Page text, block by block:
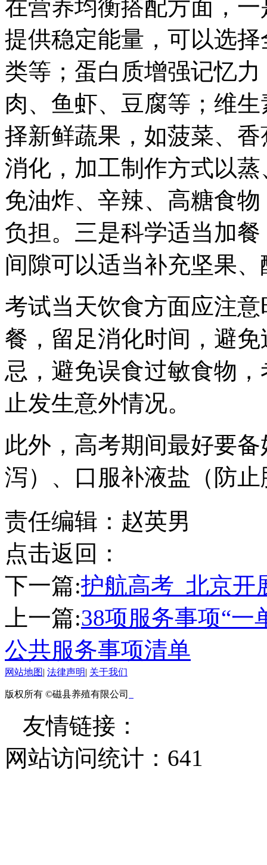
在营养均衡搭配方面，
提供稳定能量，可以选
类等；蛋白质增强记忆
肉、鱼虾、豆腐等；维
择新鲜蔬果，如菠菜、
消化，加工制作方式以
免油炸、辛辣、高糖食
负担。三是科学适当加
间隙可以适当补充坚果
考试当天饮食方面应注
餐，留足消化时间，避
忌，避免误食过敏食物
止发生意外情况。
此外，高考期间最好要
泻）、口服补液盐（防
责任编辑：赵英男
点击返回：
下一篇:护航高考 北京开
上一篇:38项服务事项“一
公共服务事项清单
网站地图| 法律声明| 关于我们
版权所有 ©磁县养殖有限公司
友情链接：
网站访问统计： 641